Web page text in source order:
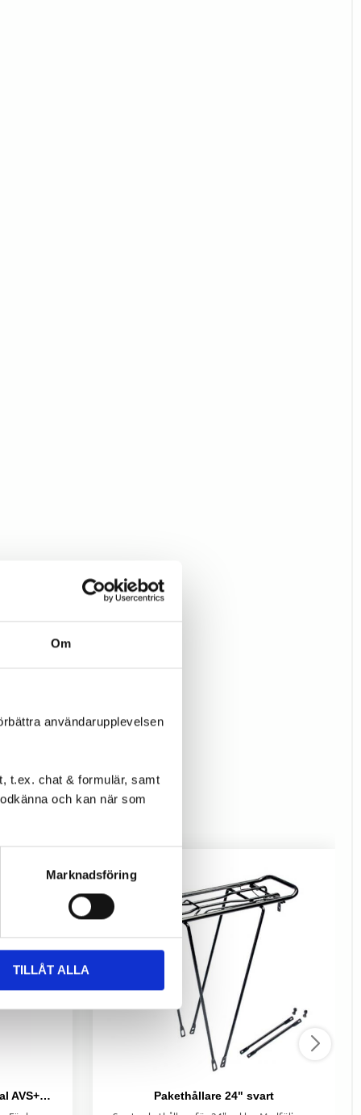
Om
användarupplevelsen
t.ex. chat & formulär, samt
och kan när som
Marknadsföring
TILLÅT ALLA
Pakethållare Monark Original AVS+ Svart
Pakethållare 24" svart